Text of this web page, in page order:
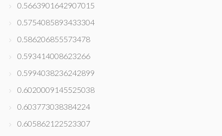
0.5663901642907015
0.5754085893433304
0.586206855573478
0.593414008623266
0.5994038236242899
0.6020009145525038
0.603773038384224
0.605862122523307